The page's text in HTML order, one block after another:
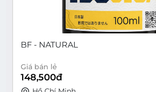
BF - NATURAL
Giá bán lẻ
148,500đ